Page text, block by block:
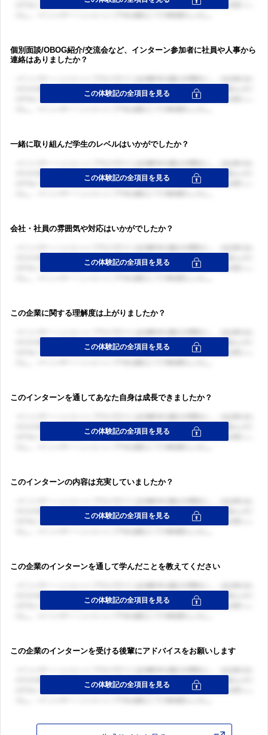
個別面談/OBOG紹介/交流会など、インターン参加者に社員や人事から
連絡はありましたか？
一緒に取り組んだ学生のレベルはいかがでしたか？
会社・社員の雰囲気や対応はいかがでしたか？
この企業に関する理解度は上がりましたか？
このインターンを通してあなた自身は成長できましたか？
このインターンの内容は充実していましたか？
この企業のインターンを通して学んだことを教えてください
この企業のインターンを受ける後輩にアドバイスをお願いします
ログイン・会員登録
ログイン・会員登録